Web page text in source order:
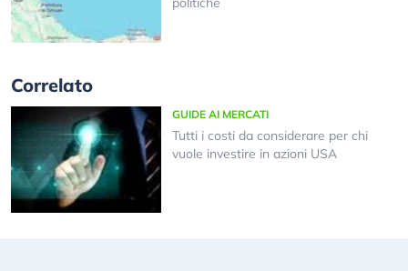
Correlato
GUIDE AI MERCATI
Tutti i costi da considerare per chi
vuole investire in azioni USA